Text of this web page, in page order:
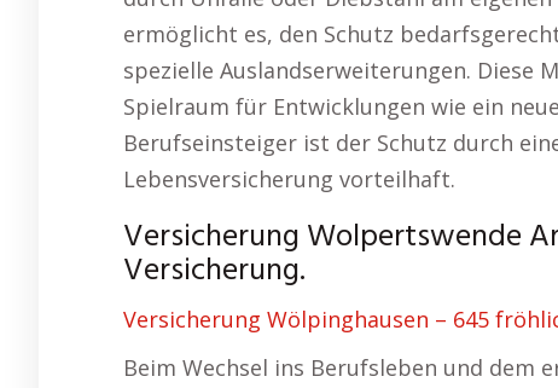
ermöglicht es, den Schutz
spezielle Auslandserweiterungen. Diese
Spielraum für Entwicklungen wie ein
Berufseinsteiger ist der Schutz durch
Lebensversicherung vorteilhaft.
Versicherung Wolpertswende
Versicherung.
Versicherung Wölpinghausen – 645
Beim Wechsel ins Berufsleben und dem